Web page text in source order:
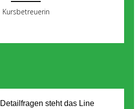
Kursbetreuerin
steht das Line